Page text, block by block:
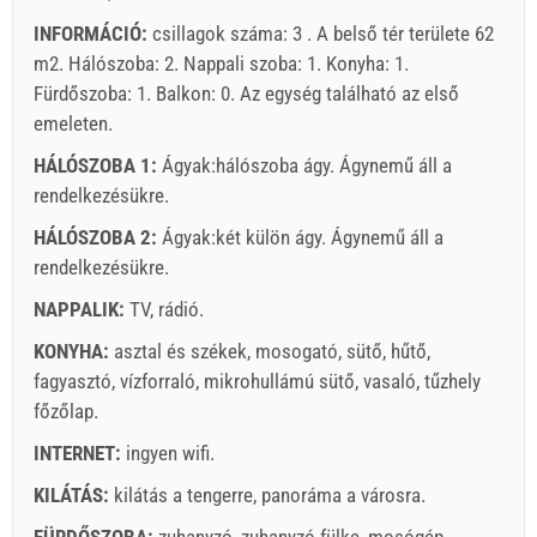
Foglaljon és várjon a visszaigazolásra.
Ha nem szeretné lefoglalni azonnal további kérdése van,
kérjük, töltse ki őket, majd kattintson a „Érdeklődés
küldése”.
INFORMÁCIÓ: csillagok száma: 3 . A belső tér területe 62
m2. Hálószoba: 2. Nappali szoba: 1. Konyha: 1.
Fürdőszoba: 1. Balkon: 0. Az egység található az első
emeleten.
HÁLÓSZOBA 1: Ágyak:hálószoba ágy. Ágynemű áll a
rendelkezésükre.
HÁLÓSZOBA 2: Ágyak:két külön ágy. Ágynemű áll a
rendelkezésükre.
NAPPALIK: TV, rádió.
KONYHA: asztal és székek, mosogató, sütő, hűtő,
fagyasztó, vízforraló, mikrohullámú sütő, vasaló, tűzhely
főzőlap.
INTERNET: ingyen wifi.
KILÁTÁS: kilátás a tengerre, panoráma a városra.